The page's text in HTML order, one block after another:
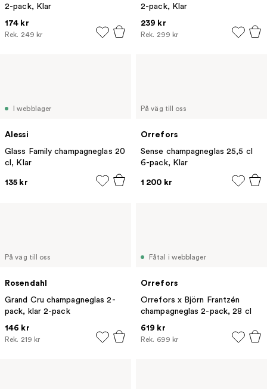
2-pack, Klar
174 kr
Rek. 249 kr
2-pack, Klar
239 kr
Rek. 299 kr
I webblager
Alessi
Glass Family champagneglas 20
cl, Klar
135 kr
På väg till oss
Orrefors
Sense champagneglas 25,5 cl
6-pack, Klar
1 200 kr
På väg till oss
Rosendahl
Grand Cru champagneglas 2-
pack, klar 2-pack
146 kr
Rek. 219 kr
Fåtal i webblager
Orrefors
Orrefors x Björn Frantzén
champagneglas 2-pack, 28 cl
619 kr
Rek. 699 kr